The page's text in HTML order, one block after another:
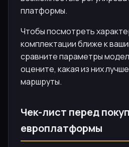
платформы.
Чтобы посмотреть
комплектации ближе к
сравните параметры
оцените, какая из них
маршруты.
Чек-лист перед
европлатформы